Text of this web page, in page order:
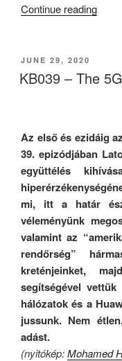
Continue reading
(18+)”
POSTED
ON
JUNE 29, 2020
KB039 – The
Az első és ezidáig
39. epizódjában
együttélés
mi, itt a határ
véleményünk
valamint az
rendőrség”
kreténjeinket,
segítségével
hálózatok és a
jussunk. Nem
adást.
(nyitókép:Mohamed